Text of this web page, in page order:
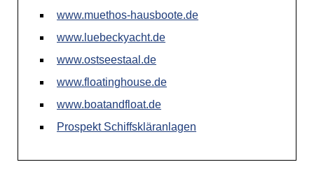
www.muethos-hausboote.de
www.luebeckyacht.de
www.ostseestaal.de
www.floatinghouse.de
www.boatandfloat.de
Prospekt Schiffskläranlagen